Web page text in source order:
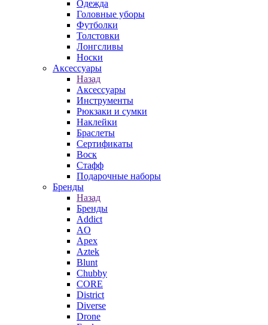
Одежда
Головные уборы
Футболки
Толстовки
Лонгсливы
Носки
Аксессуары
Назад
Аксессуары
Инструменты
Рюкзаки и сумки
Наклейки
Браслеты
Сертификаты
Воск
Стафф
Подарочные наборы
Бренды
Назад
Бренды
Addict
AO
Apex
Aztek
Blunt
Chubby
CORE
District
Diverse
Drone